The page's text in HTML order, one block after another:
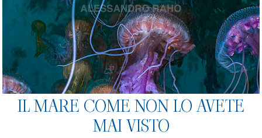
IL MARE COME NON LO AVETE
MAI VISTO